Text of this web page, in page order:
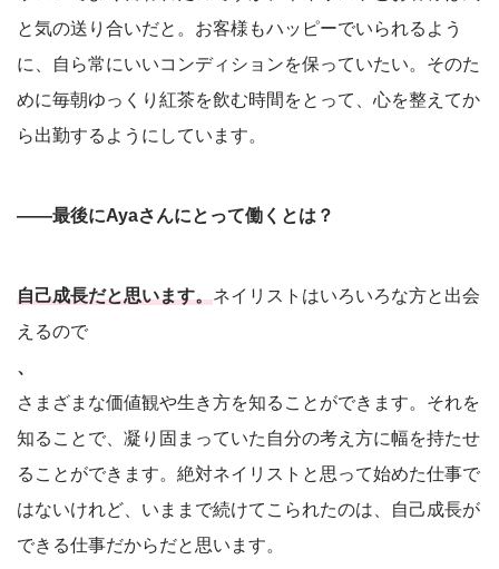
と気の送り合いだと。お客様もハッピーでいられるよう
に、自ら常にいいコンディションを保っていたい。そのた
めに毎朝ゆっくり紅茶を飲む時間をとって、心を整えてか
ら出勤するようにしています。
――最後にAyaさんにとって働くとは？
自己成長だと思います。ネイリストはいろいろな方と出会
えるので
、
さまざまな価値観や生き方を知ることができます。それを
知ることで、凝り固まっていた自分の考え方に幅を持たせ
ることができます。絶対ネイリストと思って始めた仕事で
はないけれど、いままで続けてこられたのは、自己成長が
できる仕事だからだと思います。